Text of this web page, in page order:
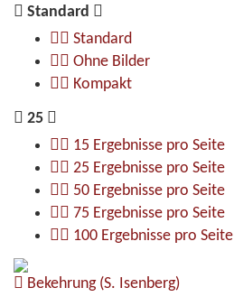
Standard
Standard
Ohne Bilder
Kompakt
25
15 Ergebnisse pro Seite
25 Ergebnisse pro Seite
50 Ergebnisse pro Seite
75 Ergebnisse pro Seite
100 Ergebnisse pro Seite
Bekehrung (S. Isenberg)